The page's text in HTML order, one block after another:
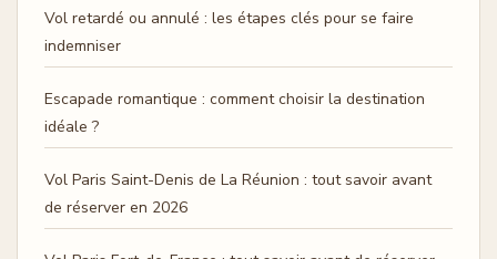
Vol retardé ou annulé : les étapes clés pour se faire
indemniser
Escapade romantique : comment choisir la destination
idéale ?
Vol Paris Saint-Denis de La Réunion : tout savoir avant
de réserver en 2026